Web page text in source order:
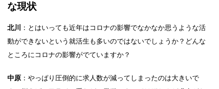
な現状
北川
：とはいっても近年はコロナの影響でなかなか思うような活
動ができないという就活生も多いのではないでしょうか？どんな
ところにコロナの影響がでていますか？
中原 ：やっぱり圧倒的に求人数が減ってしまったのは大きいで